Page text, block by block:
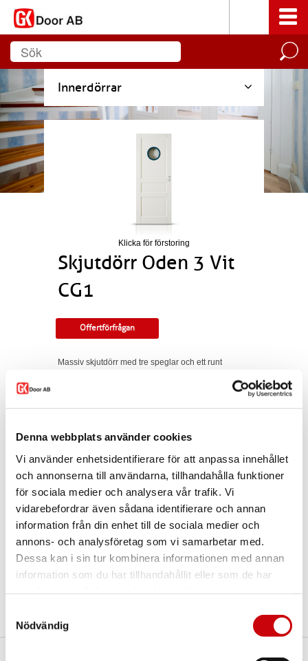
Denna webbplats använder cookies
Vi använder enhetsidentifierare för att anpassa innehållet
och annonserna till användarna, tillhandahålla funktioner
för sociala medier och analysera vår trafik. Vi
vidarebefordrar även sådana identifierare och annan
information från din enhet till de sociala medier och
annons- och analysföretag som vi samarbetar med.
Dessa kan i sin tur kombinera informationen med annan
information som du har tillhandahållit eller som de har
Nödvändig
Innerdörrar
Klicka för förstoring
Skjutdörr Oden 3 Vit
CG1
Offertförfrågan
Massiv skjutdörr med tre speglar och ett runt
kulörer. Levereras med skjutdörrsspår samt
standard. Modellen finns som enkeldörr, pardörr
i lika eller olika delning, skjutdörr samt
I offertförfrågan väljer dumått, ytbehandling,
glastyp, beslag
samt andra tillval.
Kontakta oss viamejlellertelefonom du har
några funderingar eller särskilda önskemål.
Dela